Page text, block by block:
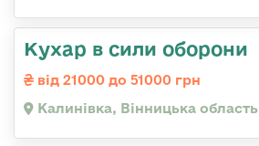
Кухар в сили оборони
від 21000 до 51000 грн
Калинівка, Вінницька область